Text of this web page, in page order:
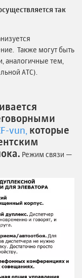
так
Также могут быть
аналогичные тем,
АТС).
vun, которые
Режим связи —